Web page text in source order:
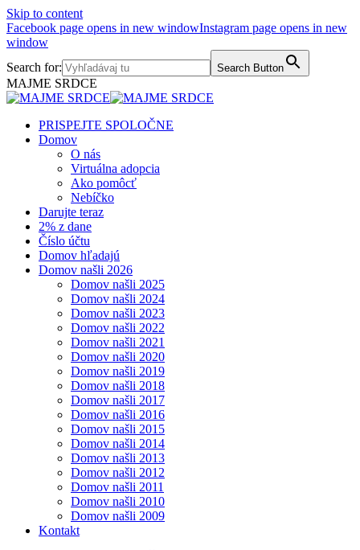
Skip to content
Facebook page opens in new windowInstagram page opens in new
window
Search for:
Search Button
MAJME SRDCE
PRISPEJTE SPOLOČNE
Domov
O nás
Virtuálna adopcia
Ako pomôcť
Nebíčko
Darujte teraz
2% z dane
Číslo účtu
Domov hľadajú
Domov našli 2026
Domov našli 2025
Domov našli 2024
Domov našli 2023
Domov našli 2022
Domov našli 2021
Domov našli 2020
Domov našli 2019
Domov našli 2018
Domov našli 2017
Domov našli 2016
Domov našli 2015
Domov našli 2014
Domov našli 2013
Domov našli 2012
Domov našli 2011
Domov našli 2010
Domov našli 2009
Kontakt